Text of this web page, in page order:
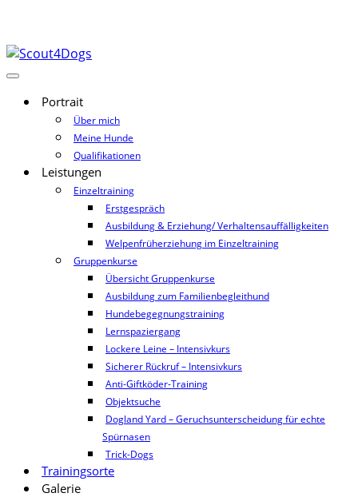
Portrait
Über mich
Meine Hunde
Qualifikationen
Leistungen
Einzeltraining
Erstgespräch
Ausbildung & Erziehung/ Verhaltensauffälligkeiten
Welpenfrüherziehung im Einzeltraining
Gruppenkurse
Übersicht Gruppenkurse
Ausbildung zum Familienbegleithund
Hundebegegnungstraining
Lernspaziergang
Lockere Leine – Intensivkurs
Sicherer Rückruf – Intensivkurs
Anti-Giftköder-Training
Objektsuche
Dogland Yard – Geruchsunterscheidung für echte
Spürnasen
Trick-Dogs
Trainingsorte
Galerie